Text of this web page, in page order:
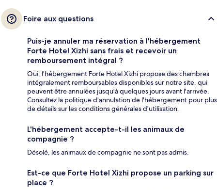
Foire aux questions
Puis-je annuler ma réservation à l'hébergement
Forte Hotel Xizhi sans frais et recevoir un
remboursement intégral ?
Oui, l'hébergement Forte Hotel Xizhi propose des chambres
intégralement remboursables disponibles sur notre site, qui
peuvent être annulées jusqu'à quelques jours avant l'arrivée.
Consultez la politique d'annulation de l'hébergement pour plus
de détails sur les conditions générales d'utilisation.
L'hébergement accepte-t-il les animaux de
compagnie ?
Désolé, les animaux de compagnie ne sont pas admis.
Est-ce que Forte Hotel Xizhi propose un parking sur
place ?